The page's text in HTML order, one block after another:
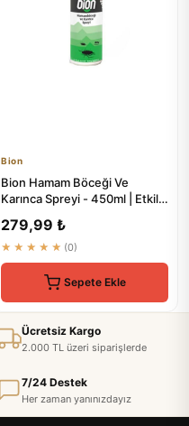
Bion
Bion Hamam Böceği Ve
Karınca Spreyi - 450ml | Etkili
279,99 ₺
★★★★★ (0)
Sepete Ekle
Ücretsiz Kargo
2.000 TL üzeri siparişlerde
7/24 Destek
Her zaman yanınızdayız